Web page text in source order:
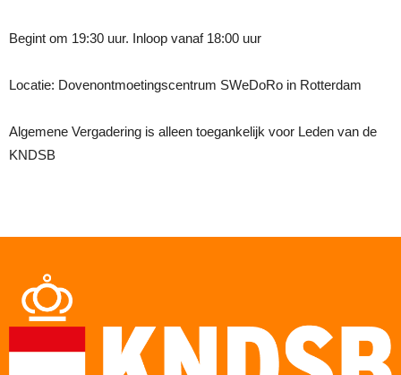
Begint om 19:30 uur. Inloop vanaf 18:00 uur
Locatie: Dovenontmoetingscentrum SWeDoRo in Rotterdam
Algemene Vergadering is alleen toegankelijk voor Leden van de
KNDSB